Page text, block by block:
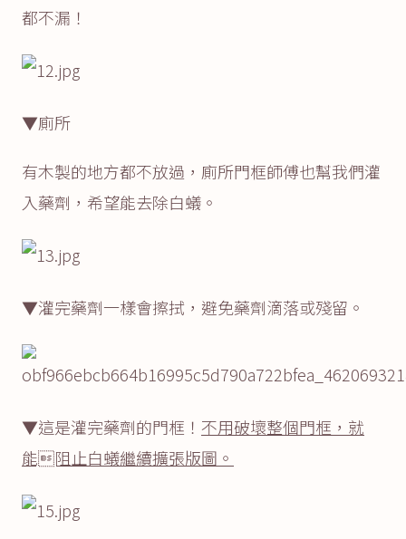
都不漏！
▼廁所
有木製的地方都不放過，廁所門框師傅也幫我們灌
入藥劑，希望能去除白蟻。
▼灌完藥劑一樣會擦拭，避免藥劑滴落或殘留。
▼這是灌完藥劑的門框！ 不用破壞整個門框，就
能阻止白蟻繼續擴張版圖。